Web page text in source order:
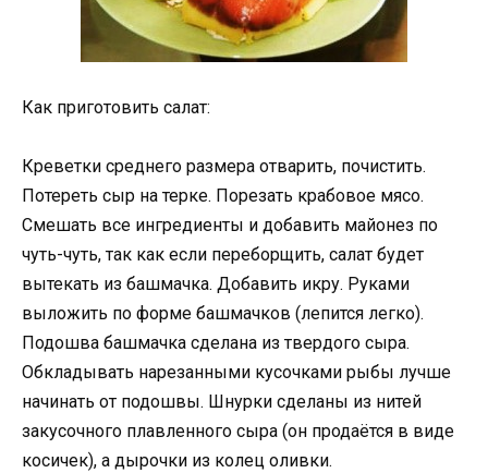
Как приготовить салат:
Креветки среднего размера отварить, почистить.
Потереть сыр на терке. Порезать крабовое мясо.
Смешать все ингредиенты и добавить майонез по
чуть-чуть, так как если переборщить, салат будет
вытекать из башмачка. Добавить икру. Руками
выложить по форме башмачков (лепится легко).
Подошва башмачка сделана из твердого сыра.
Обкладывать нарезанными кусочками рыбы лучше
начинать от подошвы. Шнурки сделаны из нитей
закусочного плавленного сыра (он продаётся в виде
косичек), а дырочки из колец оливки.